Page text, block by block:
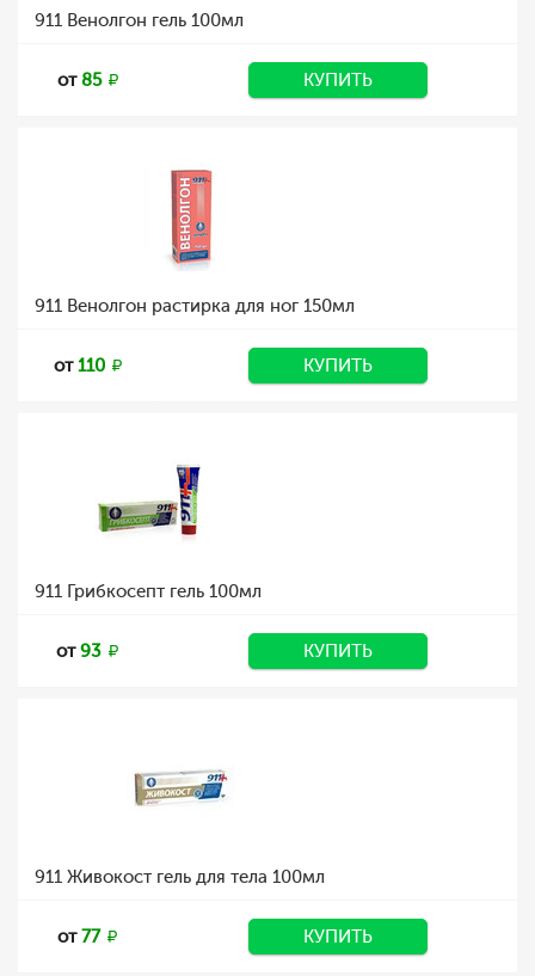
911 Венолгон гель 100мл
от85 КУПИТЬ
911 Венолгон растирка для ног 150мл
от110 КУПИТЬ
911 Грибкосепт гель 100мл
от93 КУПИТЬ
911 Живокост гель для тела 100мл
от77 КУПИТЬ